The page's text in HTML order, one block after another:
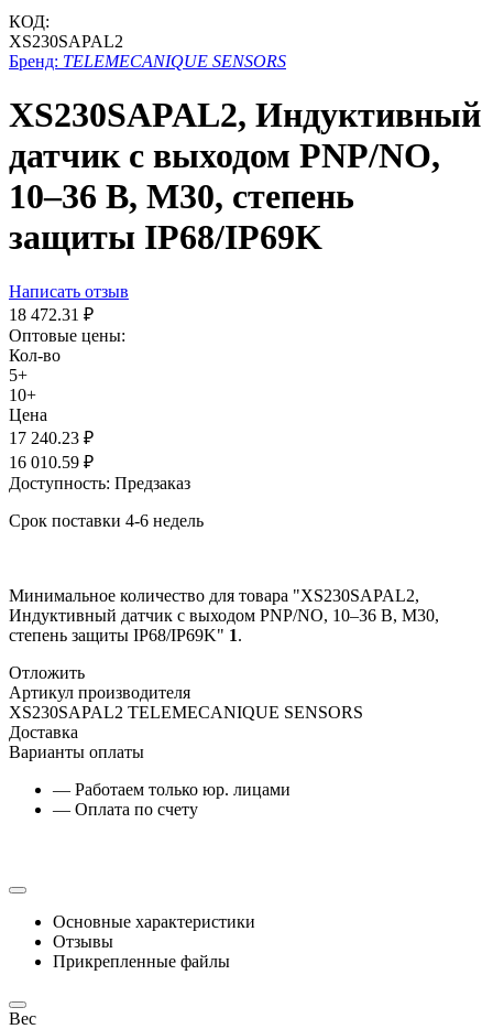
КОД:
XS230SAPAL2
Бренд: TELEMECANIQUE SENSORS
XS230SAPAL2, Индуктивный
датчик с выходом PNP/NO,
10–36 В, М30, степень
защиты IP68/IP69K
Написать отзыв
18 472.31 ₽
Оптовые цены:
Кол-во
5+
10+
Цена
17 240.23 ₽
16 010.59 ₽
Доступность: Предзаказ
Срок поставки 4-6 недель
Минимальное количество для товара "XS230SAPAL2,
Индуктивный датчик с выходом PNP/NO, 10–36 В, М30,
степень защиты IP68/IP69K" 1.
Отложить
Артикул производителя
XS230SAPAL2 TELEMECANIQUE SENSORS
Доставка
Варианты оплаты
— Работаем только юр. лицами
— Оплата по счету
Основные характеристики
Отзывы
Прикрепленные файлы
Вес